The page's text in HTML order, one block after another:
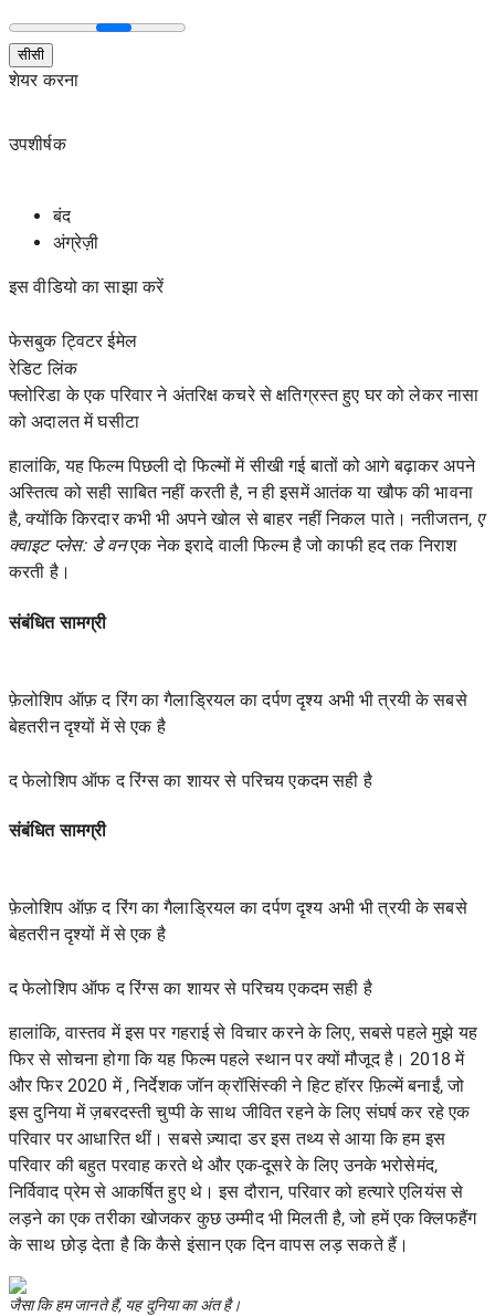
सीसी
शेयर करना
उपशीर्षक
बंद
अंग्रेज़ी
इस वीडियो का साझा करें
फेसबुक ट्विटर ईमेल
रेडिटलिंक
फ्लोरिडा के एक परिवार ने अंतरिक्ष कचरे से क्षतिग्रस्त हुए घर को लेकर नासा
को अदालत में घसीटा
हालांकि, यह फिल्म पिछली दो फिल्मों में सीखी गई बातों को आगे बढ़ाकर अपने
अस्तित्व को सही साबित नहीं करती है, न ही इसमें आतंक या खौफ की भावना
है, क्योंकि किरदार कभी भी अपने खोल से बाहर नहीं निकल पाते। नतीजतन, ए
क्वाइट प्लेस: डे वनएक नेक इरादे वाली फिल्म है जो काफी हद तक निराश
करती है।
संबंधित सामग्री
फ़ेलोशिप ऑफ़ द रिंग का गैलाड्रियल का दर्पण दृश्य अभी भी त्रयी के सबसे
बेहतरीन दृश्यों में से एक है
द फेलोशिप ऑफ द रिंग्स का शायर से परिचय एकदम सही है
संबंधित सामग्री
फ़ेलोशिप ऑफ़ द रिंग का गैलाड्रियल का दर्पण दृश्य अभी भी त्रयी के सबसे
बेहतरीन दृश्यों में से एक है
द फेलोशिप ऑफ द रिंग्स का शायर से परिचय एकदम सही है
हालांकि, वास्तव में इस पर गहराई से विचार करने के लिए, सबसे पहले मुझे यह
फिर से सोचना होगा कि यह फिल्म पहले स्थान पर क्यों मौजूद है।2018 में
औरफिर 2020 में , निर्देशक जॉन क्रॉसिंस्की ने हिट हॉरर फ़िल्में बनाईं, जो
इस दुनिया में ज़बरदस्ती चुप्पी के साथ जीवित रहने के लिए संघर्ष कर रहे एक
परिवार पर आधारित थीं। सबसे ज़्यादा डर इस तथ्य से आया कि हम इस
परिवार की बहुत परवाह करते थे और एक-दूसरे के लिए उनके भरोसेमंद,
निर्विवाद प्रेम से आकर्षित हुए थे। इस दौरान, परिवार को हत्यारे एलियंस से
लड़ने का एक तरीका खोजकर कुछ उम्मीद भी मिलती है, जो हमें एक क्लिफहैंग
के साथ छोड़ देता है कि कैसे इंसान एक दिन वापस लड़ सकते हैं।
जैसा कि हम जानते हैं, यह दुनिया का अंत है।